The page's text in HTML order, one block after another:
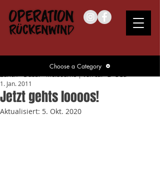
Jetzt gehts loooos!
1. Jan. 2011
Aktualisiert: 5. Okt. 2020
Choose a Category